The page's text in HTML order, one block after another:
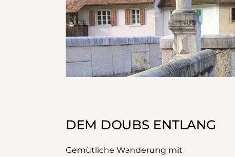
DEM DOUBS ENTLANG
Gemütliche Wanderung mit